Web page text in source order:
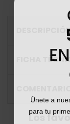
FICHA
Los
Únete a
para tu